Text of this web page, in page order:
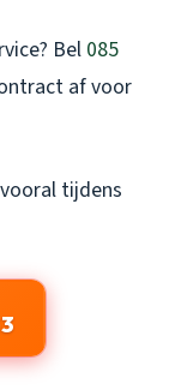
Bel 085
af voor
tijdens